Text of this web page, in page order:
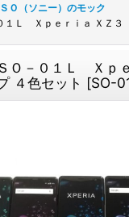
ＳＯ（ソニー）のモック
１Ｌ Ｘｐｅｒｉａ ＸＺ３
Ｏ－０１Ｌ Ｘｐ
４色セット [SO-